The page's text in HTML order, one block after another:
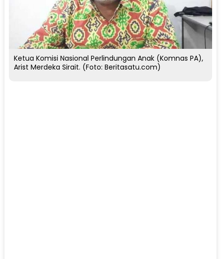
Ketua Komisi Nasional Perlindungan Anak (Komnas PA),
Arist Merdeka Sirait. (Foto: Beritasatu.com)